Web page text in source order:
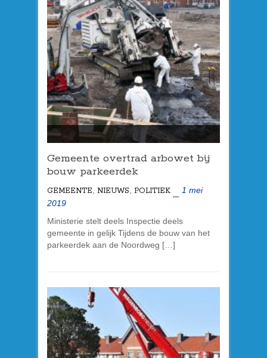
Gemeente overtrad arbowet bij
bouw parkeerdek
GEMEENTE, NIEUWS, POLITIEK
1 mei
2019
Ministerie stelt deels Inspectie deels
gemeente in gelijk Tijdens de bouw van het
parkeerdek aan de Noordweg […]